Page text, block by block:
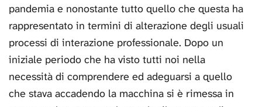
pandemia e nonostante tutto quello che questa ha
rappresentato in termini di alterazione degli usuali
processi di interazione professionale. Dopo un
iniziale periodo che ha visto tutti noi nella
necessità di comprendere ed adeguarsi a quello
che stava accadendo la macchina si è rimessa in